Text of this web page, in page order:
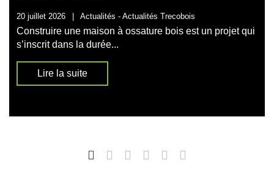
20 juillet 2026 | Actualités - Actualités Trecobois
Construire une maison à ossature bois est un projet qui
s’inscrit dans la durée...
Lire la suite